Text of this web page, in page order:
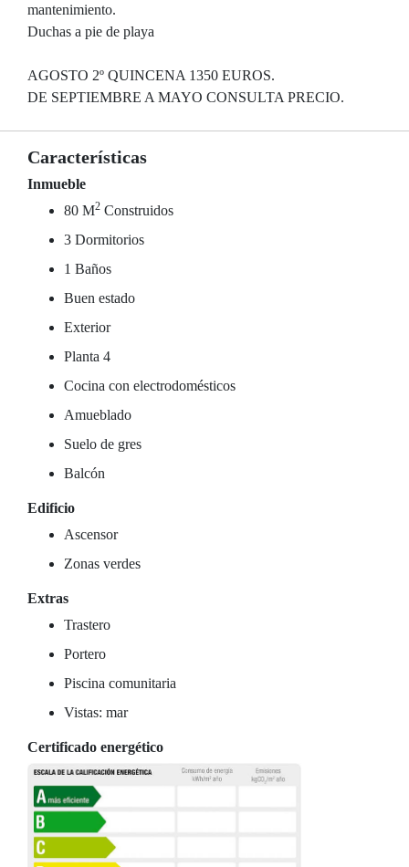
mantenimiento.
Duchas a pie de playa
AGOSTO 2º QUINCENA 1350 EUROS.
DE SEPTIEMBRE A MAYO CONSULTA PRECIO.
Características
Inmueble
80 M2 Construidos
3 Dormitorios
1 Baños
Buen estado
Exterior
Planta 4
Cocina con electrodomésticos
Amueblado
Suelo de gres
Balcón
Edificio
Ascensor
Zonas verdes
Extras
Trastero
Portero
Piscina comunitaria
Vistas: mar
Certificado energético